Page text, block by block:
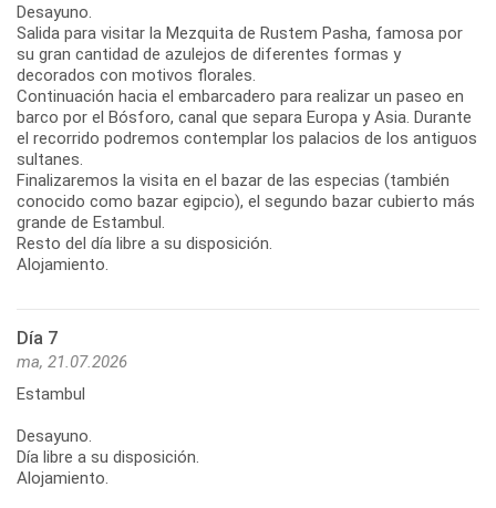
Desayuno.
Salida para visitar la Mezquita de Rustem Pasha, famosa por
su gran cantidad de azulejos de diferentes formas y
decorados con motivos florales.
Continuación hacia el embarcadero para realizar un paseo en
barco por el Bósforo, canal que separa Europa y Asia. Durante
el recorrido podremos contemplar los palacios de los antiguos
sultanes.
Finalizaremos la visita en el bazar de las especias (también
conocido como bazar egipcio), el segundo bazar cubierto más
grande de Estambul.
Resto del día libre a su disposición.
Alojamiento.
Día 7
ma, 21.07.2026
Estambul
Desayuno.
Día libre a su disposición.
Alojamiento.